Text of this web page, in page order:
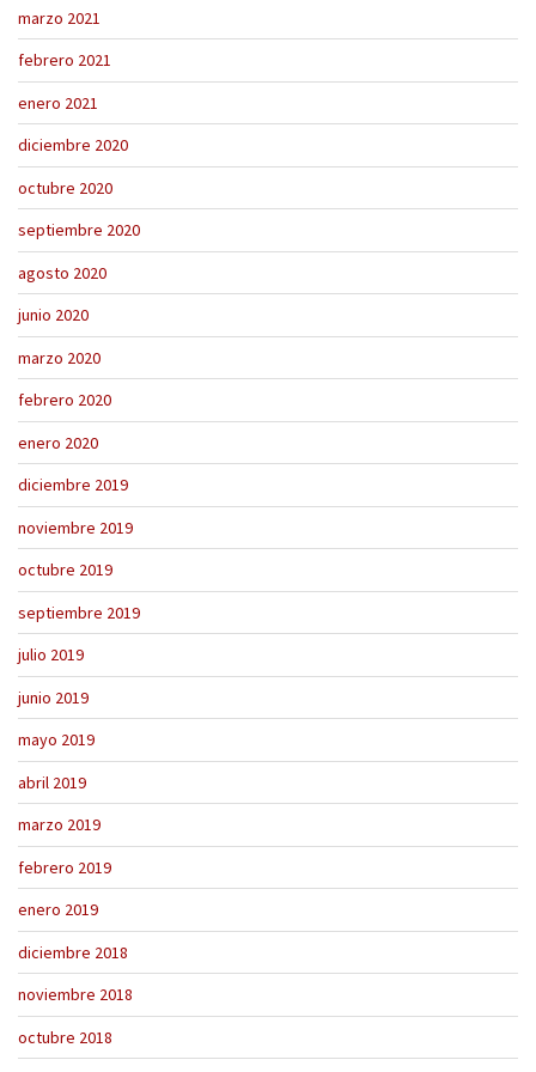
marzo 2021
febrero 2021
enero 2021
diciembre 2020
octubre 2020
septiembre 2020
agosto 2020
junio 2020
marzo 2020
febrero 2020
enero 2020
diciembre 2019
noviembre 2019
octubre 2019
septiembre 2019
julio 2019
junio 2019
mayo 2019
abril 2019
marzo 2019
febrero 2019
enero 2019
diciembre 2018
noviembre 2018
octubre 2018